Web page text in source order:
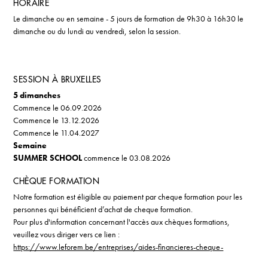
HORAIRE
Le dimanche ou en semaine - 5 jours de formation de 9h30 à 16h30 le
dimanche ou du lundi au vendredi, selon la session.
SESSION À BRUXELLES
5 dimanches
Commence le 06.09.2026
Commence le 13.12.2026
Commence le 11.04.2027
Semaine
SUMMER SCHOOLcommence le 03.08.2026
CHÈQUE FORMATION
Notre formation est éligible au paiement par cheque formation pour les
personnes qui bénéficient d’achat de cheque formation.
Pour plus d'information concernant l'accès aux chèques formations,
veuillez vous diriger vers ce lien :
https://www.leforem.be/entreprises/aides-financieres-cheque-